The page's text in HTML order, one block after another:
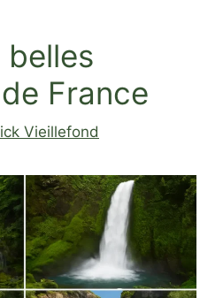
belles
France
Vieillefond